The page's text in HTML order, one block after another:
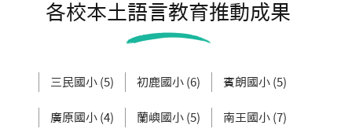
各校本土語言教育推動成果
三民國小 (5) 初鹿國小 (6) 賓朗國小 (5)
廣原國小 (4) 蘭嶼國小 (5) 南王國小 (7)